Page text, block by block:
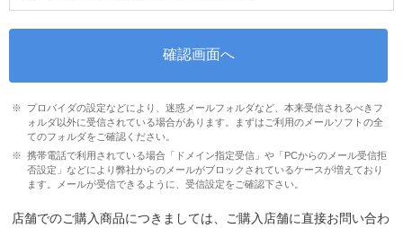
プロバイダの設定などにより、迷惑メールフォルダなど、本来受信されるべきフ
ォルダ以外に受信されている場合があります。まずはご利用のメールソフトの全
てのフォルダをご確認ください。
携帯電話で利用されている場合「ドメイン指定受信」や「PCからのメール受信拒
否設定」などにより弊社からのメールがブロックされているケースが増えており
ます。メールが受信できるように、受信設定をご確認下さい。
店舗でのご購入商品につきましては、ご購入店舗に直接お問い合わ